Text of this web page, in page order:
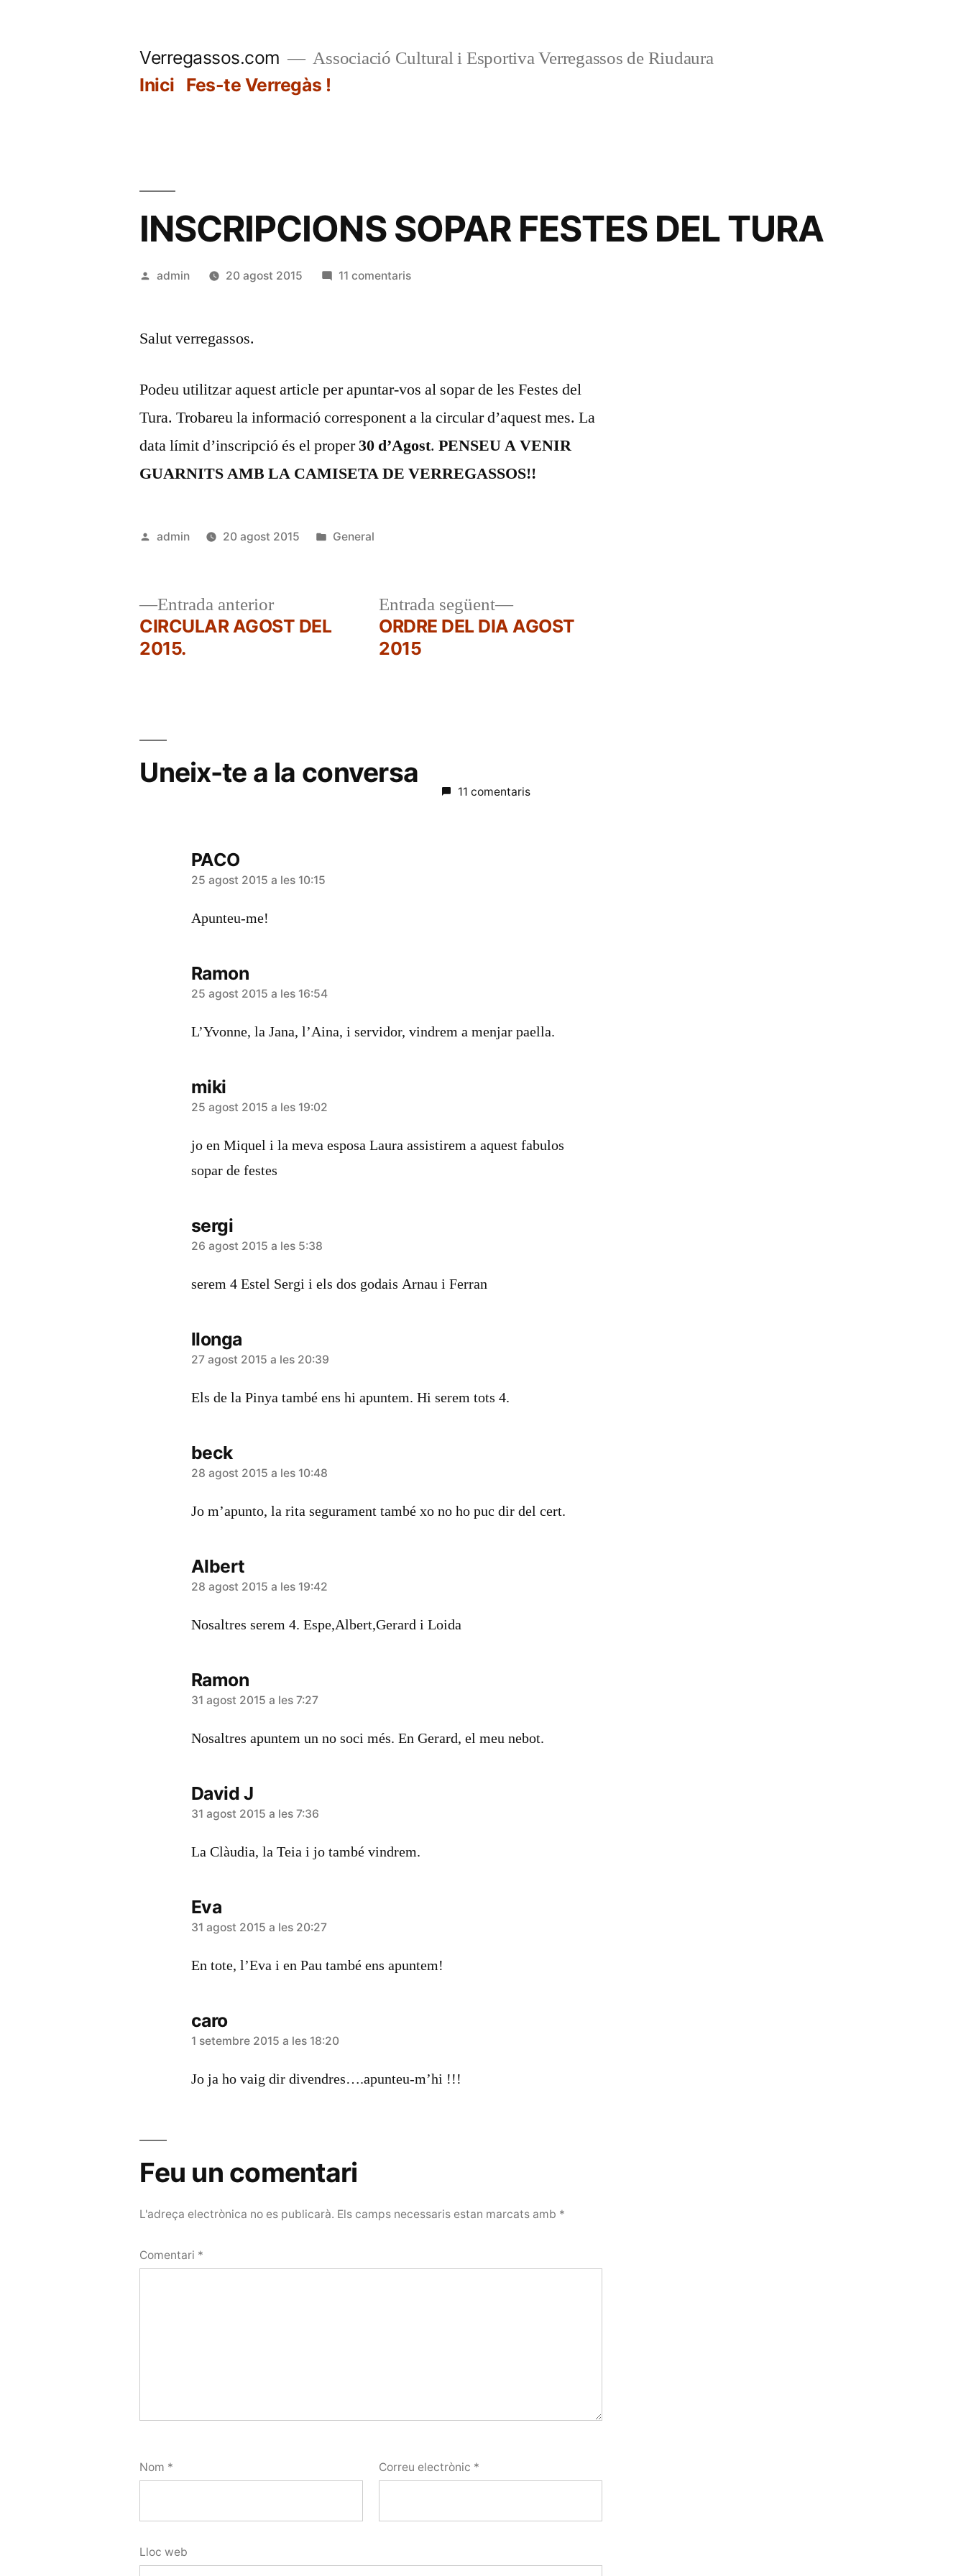
Verregassos.com Associació Cultural i Esportiva Verregassos de Riudaura
Inici Fes-te Verregàs !
INSCRIPCIONS SOPAR FESTES DEL TURA
Publicat
admin 20 agost 2015 11 comentarisa
Salut verregassos.
Podeu utilitzar aquest article per apuntar-vos al sopar de les Festes del
Tura. Trobareu la informació corresponent a la circular d’aquest mes. La
data límit d’inscripció és el proper30 d’Agost.PENSEU A VENIR
GUARNITS AMB LA CAMISETA DE VERREGASSOS!!
Publicat
admin 20 agost 2015
Publicat
General
Navegació
Entrada anteriorEntrada
anterior:
CIRCULAR AGOST DEL
2015.
Entrada següent
Entrada
següent:
ORDRE DEL DIA AGOST
2015
Uneix-te a la conversa
11 comentaris
PACO
diu:
25 agost 2015 a les 10:15
Apunteu-me!
Ramon
diu:
25 agost 2015 a les 16:54
L’Yvonne, la Jana, l’Aina, i servidor, vindrem a menjar paella.
miki
diu:
25 agost 2015 a les 19:02
jo en Miquel i la meva esposa Laura assistirem a aquest fabulos
sopar de festes
sergi
diu:
26 agost 2015 a les 5:38
serem 4 Estel Sergi i els dos godais Arnau i Ferran
llonga
diu:
27 agost 2015 a les 20:39
Els de la Pinya també ens hi apuntem. Hi serem tots 4.
beck
diu:
28 agost 2015 a les 10:48
Jo m’apunto, la rita segurament també xo no ho puc dir del cert.
Albert
diu:
28 agost 2015 a les 19:42
Nosaltres serem 4. Espe,Albert,Gerard i Loida
Ramon
diu:
31 agost 2015 a les 7:27
Nosaltres apuntem un no soci més. En Gerard, el meu nebot.
David J
diu:
31 agost 2015 a les 7:36
La Clàudia, la Teia i jo també vindrem.
Eva
diu:
31 agost 2015 a les 20:27
En tote, l’Eva i en Pau també ens apuntem!
caro
diu:
1 setembre 2015 a les 18:20
Jo ja ho vaig dir divendres….apunteu-m’hi !!!
Feu un comentari
L'adreça electrònica no es publicarà. Els camps necessaris estan marcats amb *
Comentari *
Nom * Correu electrònic *
Lloc web